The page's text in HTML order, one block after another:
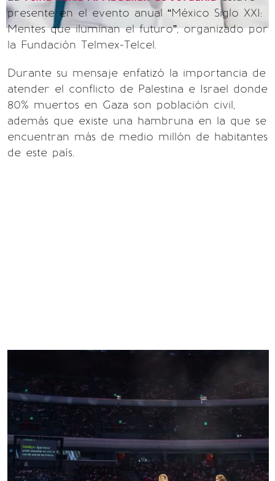
presente en el evento anual “México Siglo XXI:
Mentes que iluminan el futuro”, organizado por
la Fundación Telmex-Telcel.
Durante su mensaje enfatizó la importancia de
atender el conflicto de Palestina e Israel donde
80% muertos en Gaza son población civil,
además que existe una hambruna en la que se
encuentran más de medio millón de habitantes
de este país.